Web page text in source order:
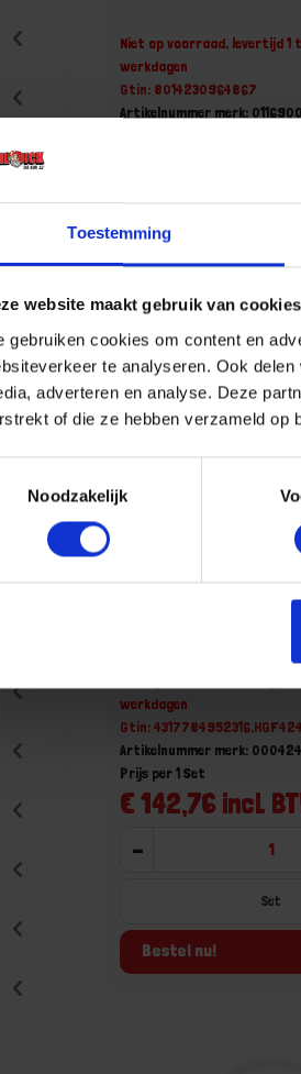
Toestemming
website maakt gebruik van cookies
gebruiken cookies om content en
te analyseren. Ook
adverteren en analyse. Deze
of die ze hebben verzameld op
Noodzakelijk
Niet op voorraad, levertijd 1
werkdagen
Gtin: 8014230964867
Artikelnummer merk:
-
Set
Bestel nu!
FORUM
werkdagen
Gtin:
Artikelnummer merk:
€ 142,76 incl.
Prijs per 1 Set
-
Set
Bestel nu!